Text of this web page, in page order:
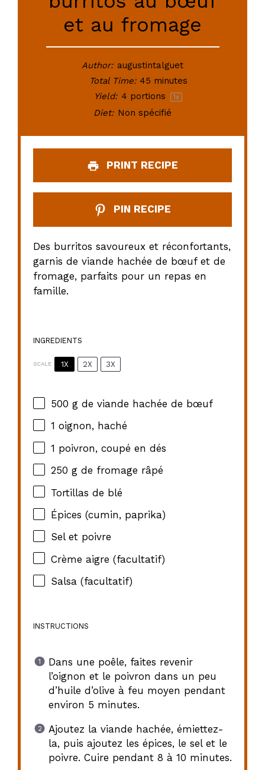
et au fromage
Author: augustintalguet
Total Time: 45 minutes
Yield: 4 portions 1x
Diet: Non spécifié
PRINT RECIPE
PIN RECIPE
Des burritos savoureux et réconfortants,
garnis de viande hachée de bœuf et de
fromage, parfaits pour un repas en
famille.
INGREDIENTS
SCALE 1X 2X 3X
500 g de viande hachée de bœuf
1 oignon, haché
1 poivron, coupé en dés
250 g de fromage râpé
Tortillas de blé
Épices (cumin, paprika)
Sel et poivre
Crème aigre (facultatif)
Salsa (facultatif)
INSTRUCTIONS
Dans une poêle, faites revenir
l’oignon et le poivron dans un peu
d’huile d’olive à feu moyen pendant
environ 5 minutes.
Ajoutez la viande hachée, émiettez-
la, puis ajoutez les épices, le sel et le
poivre. Cuire pendant 8 à 10 minutes.